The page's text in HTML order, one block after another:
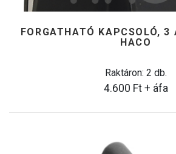
FORGATHATÓ KAPCSOLÓ,
HACO
Raktáron: 2 db.
4.600 Ft + áfa